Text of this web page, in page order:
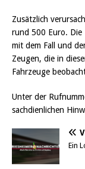
Zusätzlich
rund 500 Euro. Die
mit dem Fall und
Zeugen, die in
Fahrzeuge
Unter der
sachdienlichen
Ein